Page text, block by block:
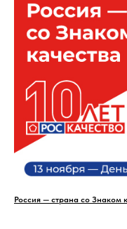
Россия — страна со Знаком